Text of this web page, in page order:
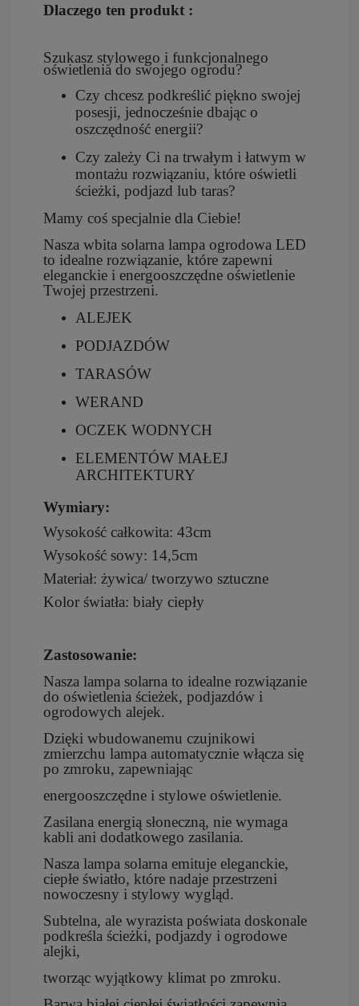
Dlaczego ten produkt :
Szukasz stylowego i funkcjonalnego
oświetlenia do swojego ogrodu?
Czy chcesz podkreślić piękno swojej
posesji, jednocześnie dbając o
oszczędność energii?
Czy zależy Ci na trwałym i łatwym w
montażu rozwiązaniu, które oświetli
ścieżki, podjazd lub taras?
Mamy coś specjalnie dla Ciebie!
Nasza wbita solarna lampa ogrodowa LED
to idealne rozwiązanie, które zapewni
eleganckie i energooszczędne oświetlenie
Twojej przestrzeni.
ALEJEK
PODJAZDÓW
TARASÓW
WERAND
OCZEK WODNYCH
ELEMENTÓW MAŁEJ
ARCHITEKTURY
Wymiary:
Wysokość całkowita: 43cm
Wysokość sowy: 14,5cm
Materiał: żywica/ tworzywo sztuczne
Kolor światła: biały ciepły
Zastosowanie:
Nasza lampa solarna to idealne rozwiązanie
do oświetlenia ścieżek, podjazdów i
ogrodowych alejek.
Dzięki wbudowanemu czujnikowi
zmierzchu lampa automatycznie włącza się
po zmroku, zapewniając
energooszczędne i stylowe oświetlenie.
Zasilana energią słoneczną, nie wymaga
kabli ani dodatkowego zasilania.
Nasza lampa solarna emituje eleganckie,
ciepłe światło, które nadaje przestrzeni
nowoczesny i stylowy wygląd.
Subtelna, ale wyrazista poświata doskonale
podkreśla ścieżki, podjazdy i ogrodowe
alejki,
tworząc wyjątkowy klimat po zmroku.